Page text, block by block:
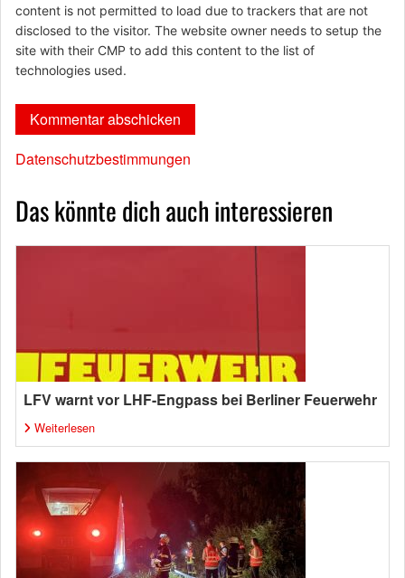
content is not permitted to load due to trackers that are not
disclosed to the visitor. The website owner needs to setup the
site with their CMP to add this content to the list of
technologies used.
Datenschutzbestimmungen
Das könnte dich auch interessieren
LFV warnt vor LHF-Engpass bei Berliner Feuerwehr
Weiterlesen